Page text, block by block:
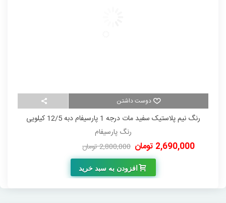
دوست داشتن
رنگ نیم پلاستیک سفید مات درجه 1 پارسیفام دبه 12/5 کیلویی
رنگ پارسیفام
2,690,000 تومان 2,800,000 تومان
افزودن به سبد خرید